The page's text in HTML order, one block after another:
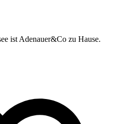
ist Adenauer&Co zu Hause.